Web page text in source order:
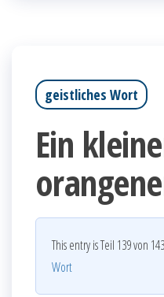
geistliches Wort
Ein
This entry is Teil 139 von
Wort